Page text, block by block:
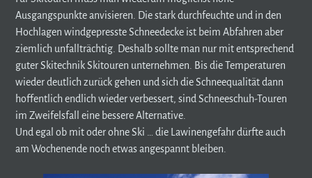
Ausgangspunkte anvisieren. Die stark durchfeuchte und in den
Hochlagen windgepresste Schneedecke ist beim Abfahren aber
ziemlich unfallträchtig. Deshalb sollte man nur mit entsprechend
guter Skitechnik Skitouren unternehmen. Bis die Temperaturen
wieder deutlich zurück gehen und sich die Schneequalität dann
hoffentlich endlich wieder verbessert, sind Schneeschuh-Touren
im Zweifelsfall eine bessere Alternative.
Und egal ob mit oder ohne Ski … die Lawinengefahr dürfte auch
am Wochenende noch etwas angespannt bleiben.